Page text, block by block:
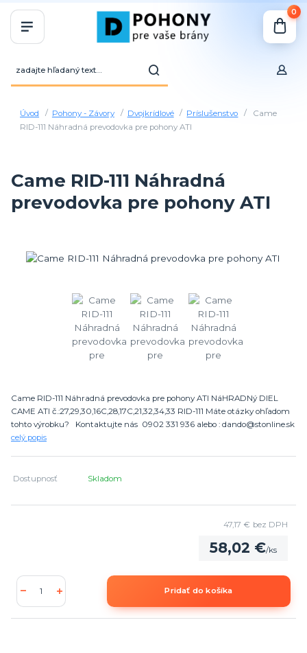
0
Úvod Pohony - Závory Dvojkrídlové Príslušenstvo
Came
RID-111 Náhradná prevodovka pre pohony ATI
Came RID-111 Náhradná
prevodovka pre pohony ATI
Came RID-111 Náhradná prevodovka pre pohony ATI NáHRADNý DIEL
CAME ATI č.:27,29,30,16C,28,17C,21,32,34,33 RID-111 Máte otázky ohľadom
tohto výrobku? Kontaktujte nás 0902 331 936 alebo : dando@stonline.sk
celý popis
Dostupnosť Skladom
58,02 €/ks
47,17 € bez DPH
Pridať do košíka